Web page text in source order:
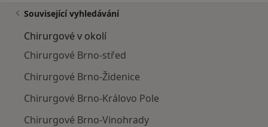
Související vyhledávání
Chirurgové v okolí
Chirurgové Brno-střed
Chirurgové Brno-Židenice
Chirurgové Brno-Královo Pole
Chirurgové Brno-Vinohrady